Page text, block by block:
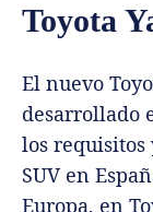
Toyota
El nuevo
desarrollado
los requisitos
SUV en
Europa, en